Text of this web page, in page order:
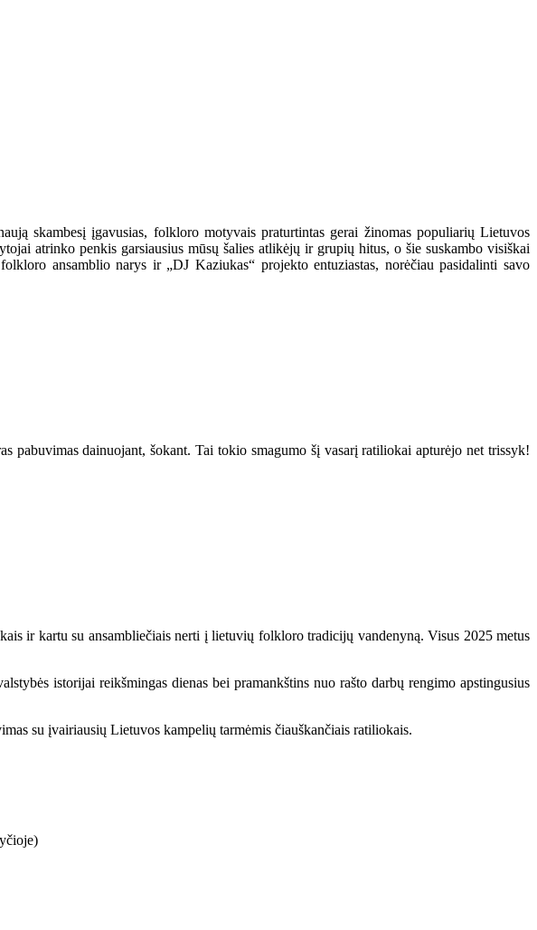
skambesį įgavusias, folkloro motyvais praturtintas gerai žinomas populiarių Lietuvos
atrinko penkis garsiausius mūsų šalies atlikėjų ir grupių hitus, o šie suskambo visiškai
ansamblio narys ir „DJ Kaziukas“ projekto entuziastas, norėčiau pasidalinti savo
pabuvimas dainuojant, šokant. Tai tokio smagumo šį vasarį ratiliokai apturėjo net trissyk!
ir kartu su ansambliečiais nerti į lietuvių folkloro tradicijų vandenyną. Visus 2025 metus
istorijai reikšmingas dienas bei pramankštins nuo rašto darbų rengimo apstingusius
su įvairiausių Lietuvos kampelių tarmėmis čiauškančiais ratiliokais.